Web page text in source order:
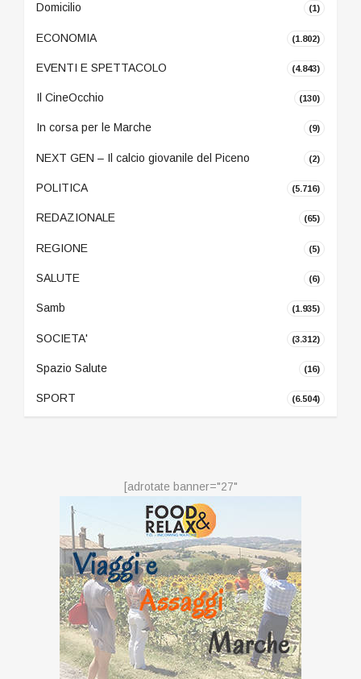
Domicilio (1)
ECONOMIA (1.802)
EVENTI E SPETTACOLO (4.843)
Il CineOcchio (130)
In corsa per le Marche (9)
NEXT GEN – Il calcio giovanile del Piceno (2)
POLITICA (5.716)
REDAZIONALE (65)
REGIONE (5)
SALUTE (6)
Samb (1.935)
SOCIETA' (3.312)
Spazio Salute (16)
SPORT (6.504)
[adrotate banner="27"